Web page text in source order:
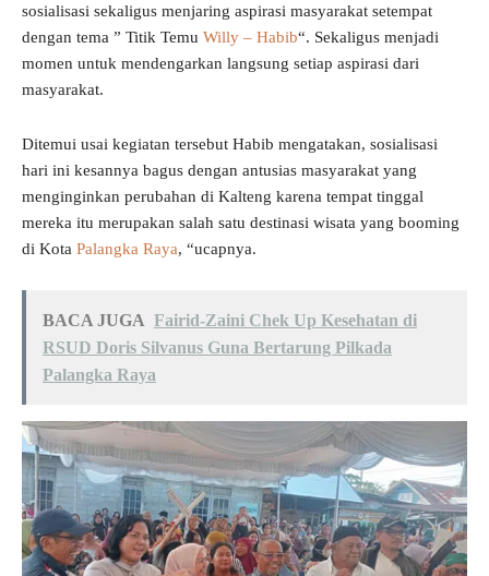
sosialisasi sekaligus menjaring aspirasi masyarakat setempat
dengan tema ” Titik Temu Willy – Habib“. Sekaligus menjadi
momen untuk mendengarkan langsung setiap aspirasi dari
masyarakat.
Ditemui usai kegiatan tersebut Habib mengatakan, sosialisasi
hari ini kesannya bagus dengan antusias masyarakat yang
menginginkan perubahan di Kalteng karena tempat tinggal
mereka itu merupakan salah satu destinasi wisata yang booming
di Kota Palangka Raya, “ucapnya.
BACA JUGA Fairid-Zaini Chek Up Kesehatan di
RSUD Doris Silvanus Guna Bertarung Pilkada
Palangka Raya